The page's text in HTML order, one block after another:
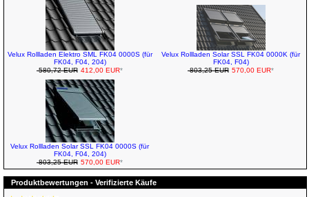
Velux Rollladen Elektro SML FK04 0000S (für
FK04, F04, 204)
580,72 EUR 412,00 EUR*
Velux Rollladen Solar SSL FK04 0000K (für
FK04, F04)
803,25 EUR 570,00 EUR*
Velux Rollladen Solar SSL FK04 0000S (für
FK04, F04, 204)
803,25 EUR 570,00 EUR*
Produktbewertungen - Verifizierte Käufe